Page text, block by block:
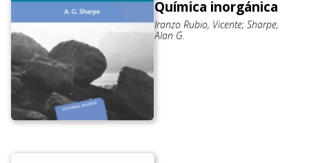
Química inorgánica
Iranzo Rubio, Vicente; Sharpe,
Alan G.